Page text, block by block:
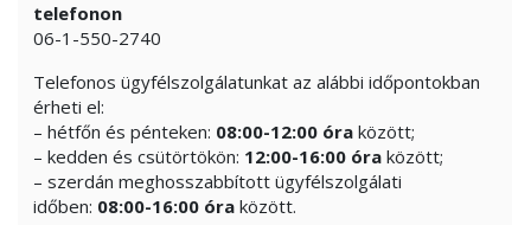
telefonon
06-1-550-2740
Telefonos ügyfélszolgálatunkat az alábbi időpontokban
érheti el:
– hétfőn és pénteken: 08:00-12:00 óra között;
– kedden és csütörtökön: 12:00-16:00 óra között;
– szerdán meghosszabbított ügyfélszolgálati
időben: 08:00-16:00 óra között.